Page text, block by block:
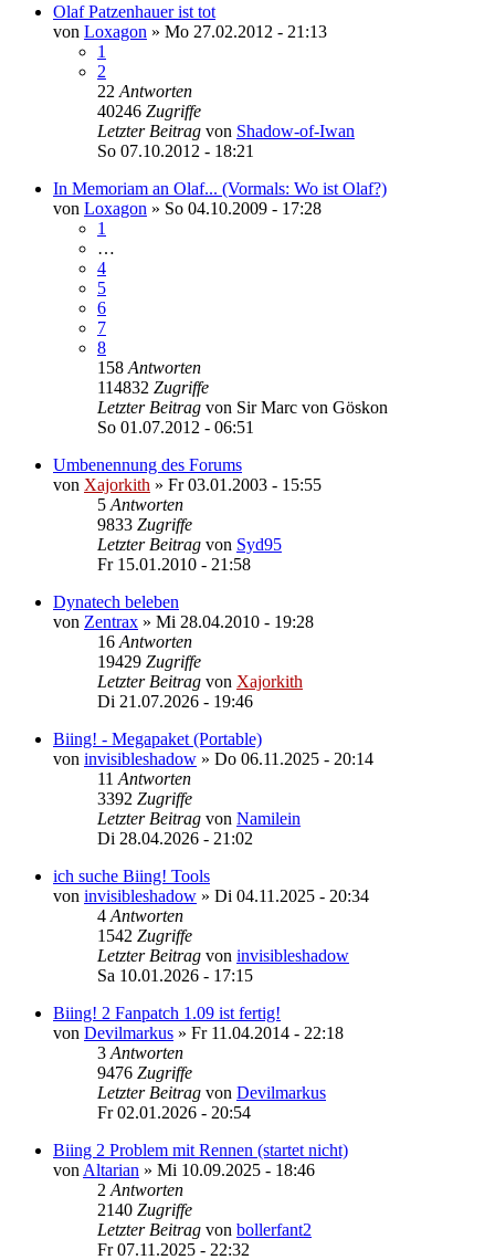
Olaf Patzenhauer ist tot
von Loxagon » Mo 27.02.2012 - 21:13
1
2
22 Antworten
40246 Zugriffe
Letzter Beitrag von Shadow-of-Iwan
So 07.10.2012 - 18:21
In Memoriam an Olaf... (Vormals: Wo ist Olaf?)
von Loxagon » So 04.10.2009 - 17:28
1
…
4
5
6
7
8
158 Antworten
114832 Zugriffe
Letzter Beitrag von Sir Marc von Göskon
So 01.07.2012 - 06:51
Umbenennung des Forums
von Xajorkith » Fr 03.01.2003 - 15:55
5 Antworten
9833 Zugriffe
Letzter Beitrag von Syd95
Fr 15.01.2010 - 21:58
Dynatech beleben
von Zentrax » Mi 28.04.2010 - 19:28
16 Antworten
19429 Zugriffe
Letzter Beitrag von Xajorkith
Di 21.07.2026 - 19:46
Biing! - Megapaket (Portable)
von invisibleshadow » Do 06.11.2025 - 20:14
11 Antworten
3392 Zugriffe
Letzter Beitrag von Namilein
Di 28.04.2026 - 21:02
ich suche Biing! Tools
von invisibleshadow » Di 04.11.2025 - 20:34
4 Antworten
1542 Zugriffe
Letzter Beitrag von invisibleshadow
Sa 10.01.2026 - 17:15
Biing! 2 Fanpatch 1.09 ist fertig!
von Devilmarkus » Fr 11.04.2014 - 22:18
3 Antworten
9476 Zugriffe
Letzter Beitrag von Devilmarkus
Fr 02.01.2026 - 20:54
Biing 2 Problem mit Rennen (startet nicht)
von Altarian » Mi 10.09.2025 - 18:46
2 Antworten
2140 Zugriffe
Letzter Beitrag von bollerfant2
Fr 07.11.2025 - 22:32